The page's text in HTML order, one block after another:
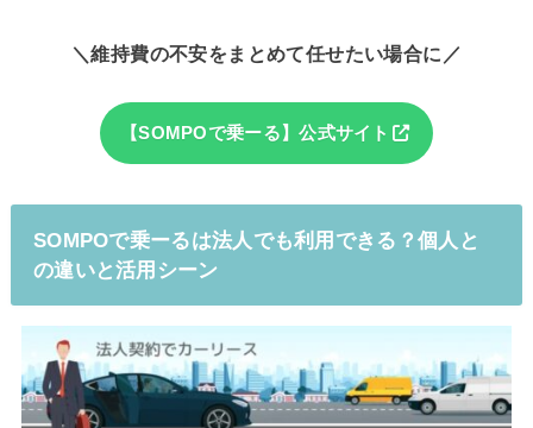
＼維持費の不安をまとめて任せたい場合に／
【SOMPOで乗ーる】公式サイト
SOMPOで乗ーるは法人でも利用できる？個人と
の違いと活用シーン